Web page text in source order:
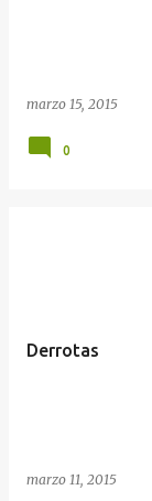
marzo 15, 2015
0
Derrotas
marzo 11, 2015